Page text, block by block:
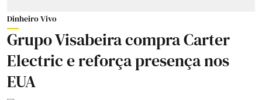
Dinheiro Vivo
Grupo Visabeira compra Carter
Electric e reforça presença nos
EUA